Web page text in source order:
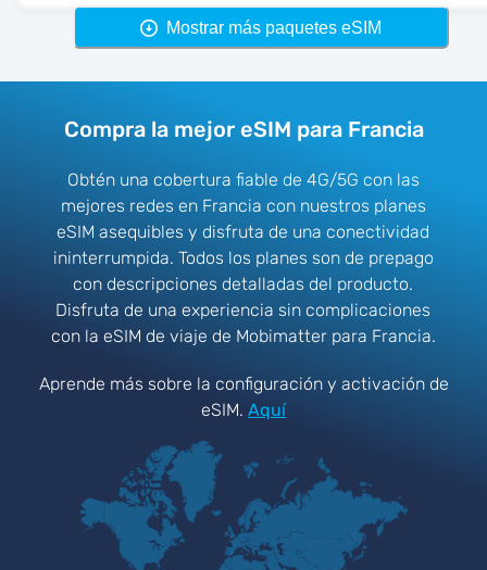
Mostrar más paquetes eSIM
Compra la mejor eSIM para Francia
Obtén una cobertura fiable de 4G/5G con las
mejores redes en Francia con nuestros planes
eSIM asequibles y disfruta de una conectividad
ininterrumpida. Todos los planes son de prepago
con descripciones detalladas del producto.
Disfruta de una experiencia sin complicaciones
con la eSIM de viaje de Mobimatter para Francia.
Aprende más sobre la configuración y activación de
eSIM. Aquí